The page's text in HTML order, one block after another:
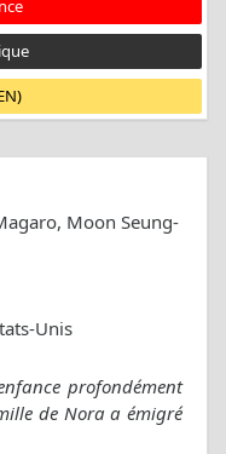
Moon Seung-
Unis
profondément
de Nora a émigré